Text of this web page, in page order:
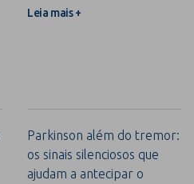
Leia mais +
Parkinson além do tremor:
os sinais silenciosos que
ajudam a antecipar o